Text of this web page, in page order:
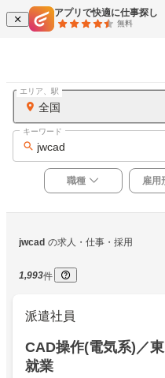
アプリで快適に仕事探し
無料
全国
エリア、駅
jwcad
キーワード
職種 雇用
jwcad の求人・仕事・採用
1,993件
派遣社員
CAD操作(電気系)／
就業